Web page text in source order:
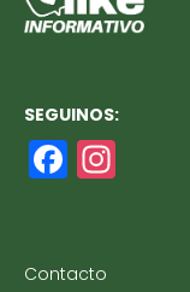
SEGUINOS:
F
a
e
Contacto